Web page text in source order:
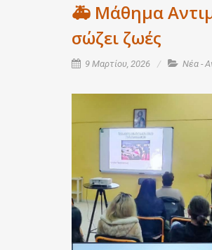
🚑 Μάθημα
σώζει ζωές
9 Μαρτίου, 2026 Νέα -